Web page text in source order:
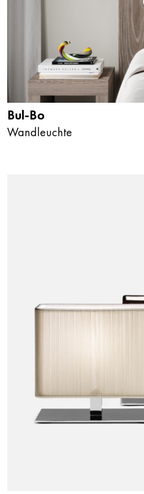
Bul-Bo
Wandleuchte